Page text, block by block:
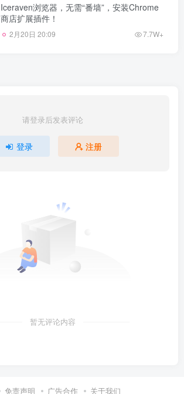
Iceraven浏览器，无需“番墙”，安装Chrome
商店扩展插件！
2月20日 20:09 7.7W+
请登录后发表评论
登录 注册
暂无评论内容
免责声明 广告合作 关于我们